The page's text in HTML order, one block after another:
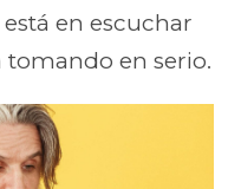
en escuchar
tomando en serio.